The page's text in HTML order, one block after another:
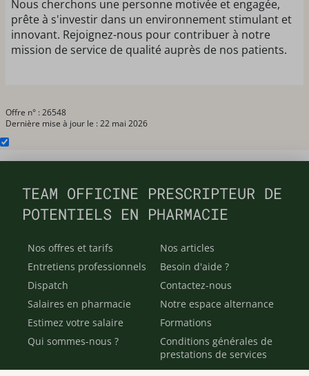
Nous cherchons une personne motivée et engagée,
prête à s'investir dans un environnement stimulant et
innovant. Rejoignez-nous pour contribuer à notre
mission de service de qualité auprès de nos patients.
Offre n° : 26548
Dernière mise à jour le : 22 mai 2026
TEAM OFFICINE PRESCRIPTEUR DE
POTENTIELS EN PHARMACIE
Nos offres et tarifs
Entretiens professionnels
Dispatch
Salaires en pharmacie
Estimez votre salaire
Qui sommes-nous ?
Nos articles
Besoin d'aide ?
Contactez-nous
Notre espace alternance
Formations
Conditions générales de
prestations de services